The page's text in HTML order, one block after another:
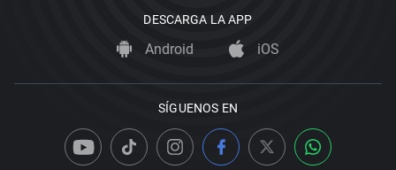
DESCARGA LA APP
Android iOS
SÍGUENOS EN